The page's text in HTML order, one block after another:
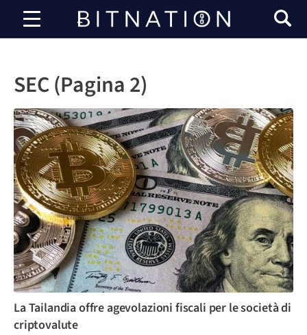
Bitnazione
SEC (Pagina 2)
La Tailandia offre agevolazioni fiscali per le società di
criptovalute